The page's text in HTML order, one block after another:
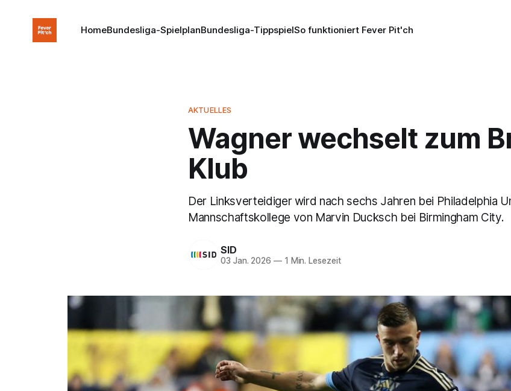
HomeBundesliga-SpielplanBundesliga-TippspielSo funktioniert Fever Pit'ch
AKTUELLES
Wagner wechselt zum
Klub
Der Linksverteidiger wird nach sechs Jahren bei Philadelphia
Mannschaftskollege von Marvin Ducksch bei Birmingham City.
SID
03 Jan. 2026 —1 Min. Lesezeit